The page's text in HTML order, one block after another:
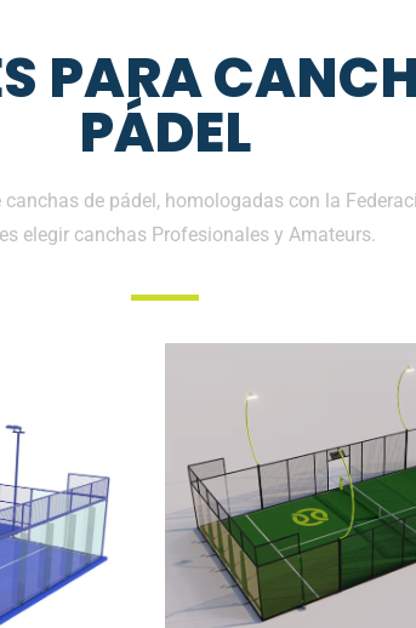
PARA
PÁDEL
de pádel, homologadas con la
elegir canchas Profesionales y Amateurs.